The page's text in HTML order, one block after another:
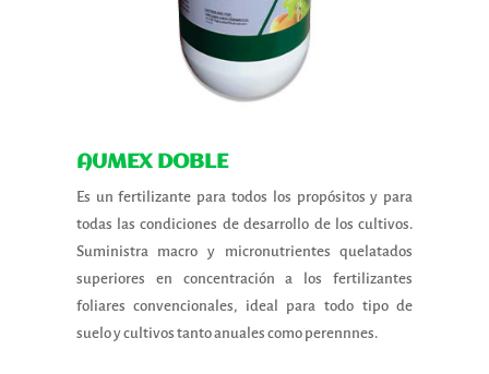
AUMEX DOBLE
Es un fertilizante para todos los propósitos y para
todas las condiciones de desarrollo de los cultivos.
Suministra macro y micronutrientes quelatados
superiores en concentración a los fertilizantes
foliares convencionales, ideal para todo tipo de
suelo y cultivos tanto anuales como perennnes.